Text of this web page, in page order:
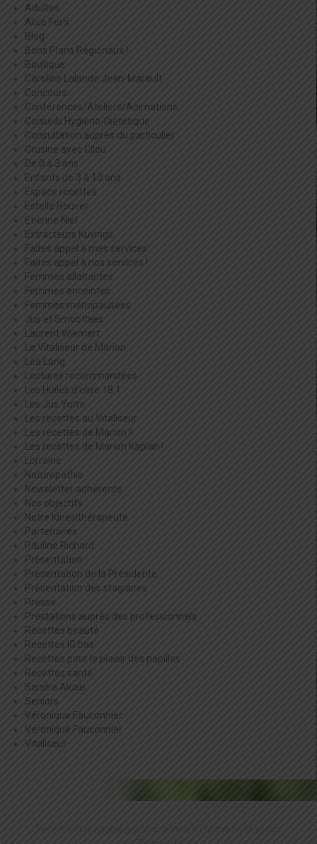
Adultes
Alice Ferri
Blog
Bons Plans Régionaux !
Boutique
Caroline Lalande Jean-Marault
Concours
Conférences/Ateliers/Animations
Conseils Hygièno-Diététique
Consultation auprès du particulier
Crusine avec Cilou
De 0 à 3 ans
Enfants de 3 à 10 ans
Espace recettes
Estelle Houver
Etienne Niel
Extracteurs Kuvings
Faites appel à mes services
Faites appel à nos services !
Femmes allaitantes
Femmes enceintes
Femmes ménopausées
Jus et Smoothies
Laurent Wiemert
Le Vitaliseur de Marion
Léa Lang
Lectures recommandées
Les Huiles d'olive 18:1
Les Jus Yumi
Les recettes au Vitaliseur
Les recettes de Marion !!
Les recettes de Marion Kaplan !
Lorraine
Naturopathie
Newsletter adhérents
Nos objectifs
Notre Kinésithérapeute
Partenaires
Pauline Richard
Présentation
Présentation de la Présidente
Présentation des stagiaires
Presse
Prestations auprès des professionnels
Recettes beauté
Recettes IG bas
Recettes pour le plaisir des papilles
Recettes santé
Sandra Alcais
Seniors
Véronique Fauconnier
Véronique Fauconnier
Vitaliseur